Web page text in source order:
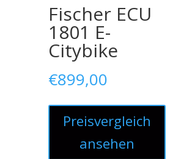
Fischer ECU
1801 E-
Citybike
€899,00
Preisvergleich
ansehen